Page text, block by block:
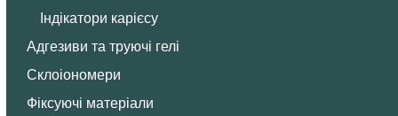
Індікатори карієсу
Адгезиви та труючі гелі
Склоіономери
Фіксуючі матеріали